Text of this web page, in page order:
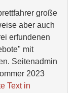
große
aber auch
erfundenen
mit
Seitenadmin
2023
Text in